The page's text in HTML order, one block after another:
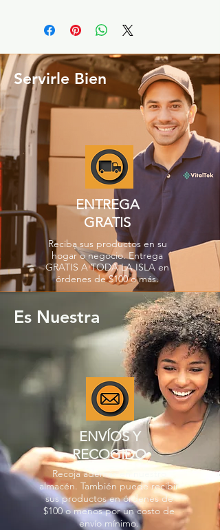
Servirle Bien
ENTREGA
GRATIS
Reciba sus productos en su
hogar o negocio. Entrega
GRATIS A TODA LA ISLA en
órdenes de $100 o más.
Es Nuestra
ENVÍOS Y
RECOGIDO
Recoja además en nuestro
almacén. También puede recibir
sus productos en órdenes de
$100 o menos por un costo de
envío mínimo.